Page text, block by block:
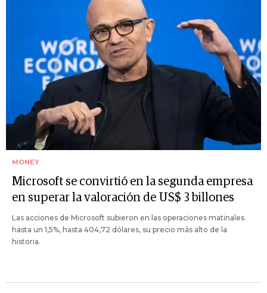
MONEY
Microsoft se convirtió en la segunda empresa
en superar la valoración de US$ 3 billones
Las acciones de Microsoft subieron en las operaciones matinales
hasta un 1,5%, hasta 404,72 dólares, su precio más alto de la
historia.